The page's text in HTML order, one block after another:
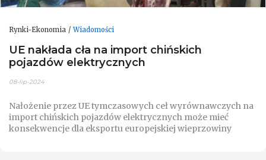
Rynki-Ekonomia Wiadomości
UE nakłada cła na import chińskich
pojazdów elektrycznych
08-lip-2024
Nałożenie przez UE tymczasowych ceł wyrównawczych na
import chińskich pojazdów elektrycznych może mieć
konsekwencje dla eksportu europejskiej wieprzowiny